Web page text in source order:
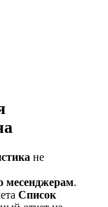
не
месенджерам.
Список